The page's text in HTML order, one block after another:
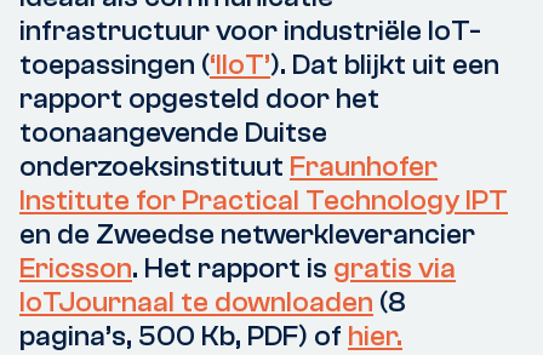
infrastructuur voor industriële IoT-
toepassingen (‘IIoT’). Dat blijkt uit een
rapport opgesteld door het
toonaangevende Duitse
onderzoeksinstituut Fraunhofer
Institute for Practical Technology IPT
en de Zweedse netwerkleverancier
Ericsson. Het rapport is gratis via
IoTJournaal te downloaden (8
pagina’s, 500 Kb, PDF) of hier.